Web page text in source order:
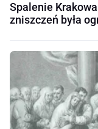
Spalenie
zniszczeń była